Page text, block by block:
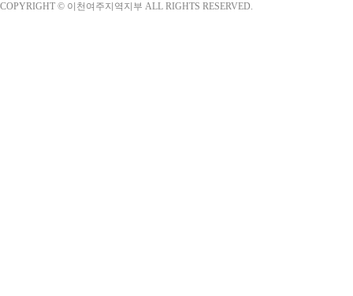
COPYRIGHT © 이천여주지역지부 ALL RIGHTS RESERVED.